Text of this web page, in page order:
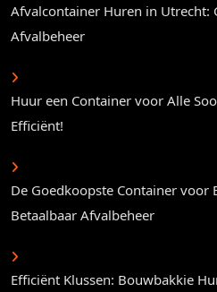
Afvalcontainer Huren in Utrecht:
Afvalbeheer
Huur een Container voor Alle
Efficiënt!
De Goedkoopste Container voor
Betaalbaar Afvalbeheer
Efficiënt Klussen: Bouwbakkie